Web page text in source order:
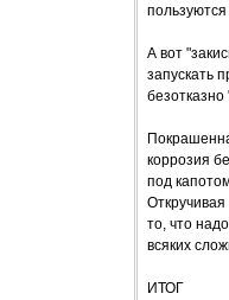
А вот
запускать
безотказно
коррозия
под
то, что
всяких
ИТОГ